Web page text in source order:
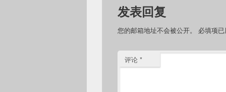
发表回复
您的邮箱地址不会被公开。 必填项已
评论 *